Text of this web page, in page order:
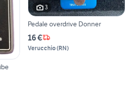
3
Pedale overdrive Donner
16 €
Verucchio(RN)